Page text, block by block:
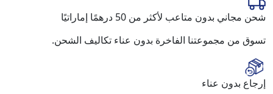
شحن مجاني بدون متاعب لأكثر من 50 درهمًا إماراتيًا
تسوق من مجموعتنا الفاخرة بدون عناء تكاليف الشحن.
إرجاع بدون عناء